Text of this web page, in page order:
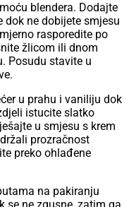
blendera. Dodajte
ne dobijete smjesu
rasporedite po
žlicom ili dnom
Posudu stavite u
u prahu i vaniliju dok
istucite slatko
u smjesu s krem
prozračnost
preko ohlađene
na pakiranju